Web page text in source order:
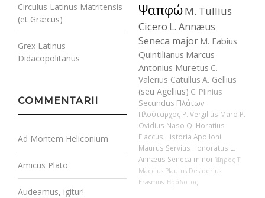
Circulus Latinus Matritensis
(et Græcus)
Grex Latinus
Didacopolitanus
COMMENTARII
Ad Montem Heliconium
Amicus Plato
Audeamus, igitur!
ΨαπφώM. Tullius
Cicero L. Annæus
Seneca major M. Fabius
Quintilianus Marcus
Antonius Muretus C.
Valerius Catullus A. Gellius
(seu Agellius) C. Plinius
Secundus Πλάτων
Πλούταρχος P. Vergilius Maro P.
Ovidius Naso Q. Horatius
Flaccus Historia Apollonii
Maurus Servius Honoratus L.
Annæus Seneca minor Ὅμηρος T.
Maccius Plautus Desiderius
Erasmus Ἡρόδοτος